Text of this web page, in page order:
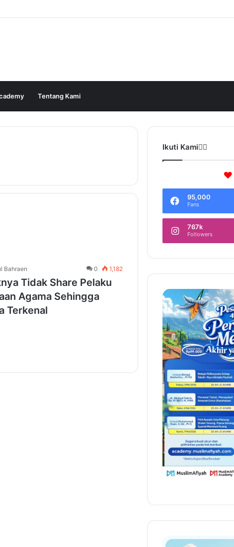
Tentang Kami
Bahraen 0 1,182
Tidak Share Pelaku
Agama Sehingga
Terkenal
Ikuti Kami❤️‍🔥
95,000
Fans
767k
Followers